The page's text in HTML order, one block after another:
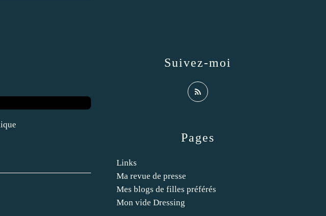
Pages
Links
Ma revue de presse
Mes blogs de filles préférés
Mon vide Dressing
Suivez-moi